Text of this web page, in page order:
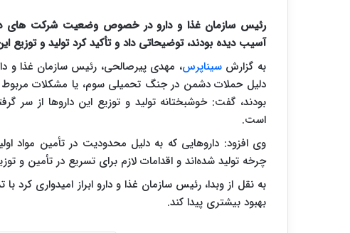
رئیس سازمان غذا و دارو در خصوص وضعیت شرکت های
آسیب دیده بودند، توضیحاتی داد و تأکید کرد تولید و توزیع
به گزارشسیناپرس، مهدی پیرصالحی، رئیس سازمان غذا و
دلیل حملات دشمن در جنگ تحمیلی سوم، یا مشکلات مربوط
بودند، گفت: خوشبختانه تولید و توزیع این داروها از سر
است.
وی افزود: داروهایی که به دلیل محدودیت در تأمین مواد
چرخه تولید شده‌اند و اقدامات لازم برای تسریع در تأمین و
به نقل از وبدا، رئیس سازمان غذا و دارو ابراز امیدواری کرد
بهبود بیشتری پیدا کند.